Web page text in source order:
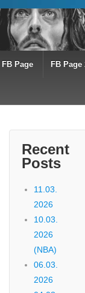
FB Page FB Page
Recent
Posts
11.03.
2026
10.03.
2026
(NBA)
06.03.
2026